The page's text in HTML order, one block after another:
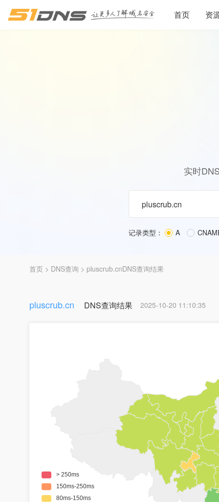
首页 资
实时
记录类型： A
首页 > DNS查询 > pluscrub.cnDNS查询结果
pluscrub.cn DNS查询结果 2025-10-20 11:10:35